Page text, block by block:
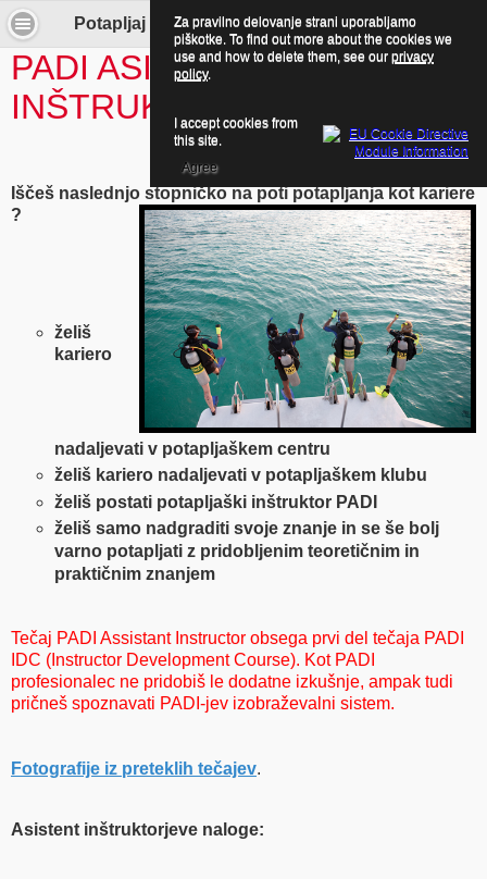
Potapljaj se z nami! - Asistent Inštruktorja
PADI ASISTENT
INŠTRUKTORJA
Iščeš naslednjo stopničko na poti potapljanja kot kariere
?
želiš
kariero
nadaljevati v potapljaškem centru
želiš kariero nadaljevati v potapljaškem klubu
želiš postati potapljaški inštruktor PADI
želiš samo nadgraditi svoje znanje in se še bolj
varno potapljati z pridobljenim teoretičnim in
praktičnim znanjem
Tečaj PADI Assistant Instructor obsega prvi del tečaja PADI
IDC (Instructor Development Course). Kot PADI
profesionalec ne pridobiš le dodatne izkušnje, ampak tudi
pričneš spoznavati PADI-jev izobraževalni sistem.
Fotografije iz preteklih tečajev.
Asistent inštruktorjeve naloge:
Za pravilno delovanje strani uporabljamo
piškotke. To find out more about the cookies we
use and how to delete them, see our privacy
policy.
I accept cookies from
this site.
Agree